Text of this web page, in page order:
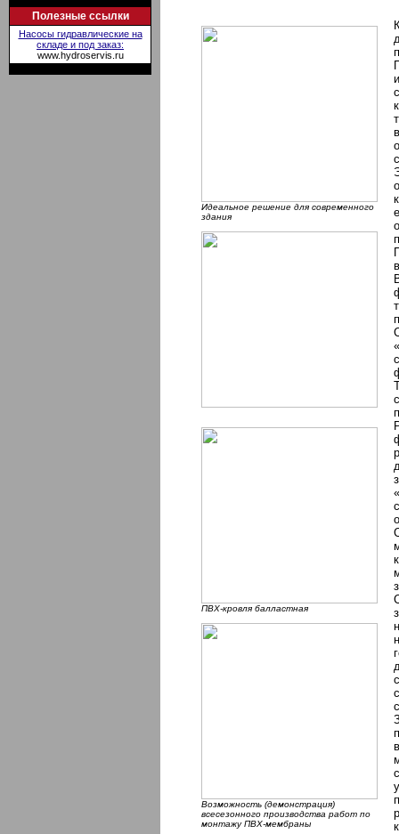
Полезные ссылки
Насосы гидравлические на
складе и под заказ:
www.hydroservis.ru
Идеальное решение для современного
здания
ПВХ-кровля балластная
Возможность (демонстрация)
всесезонного производства работ по
монтажу ПВХ-мембраны